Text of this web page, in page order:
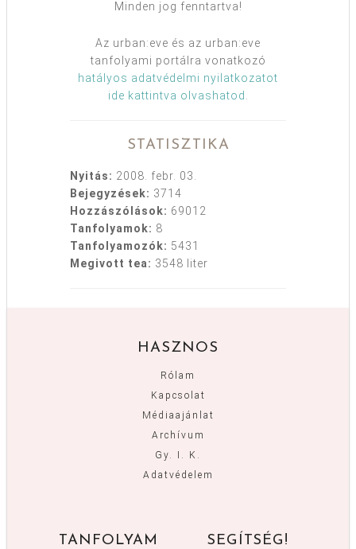
Minden jog fenntartva!
Az urban:eve és az urban:eve
tanfolyami portálra vonatkozó
hatályos adatvédelmi nyilatkozatot
ide kattintva olvashatod
STATISZTIKA
Nyitás: 2008. febr. 03.
Bejegyzések: 3714
Hozzászólások: 69012
Tanfolyamok: 8
Tanfolyamozók: 5431
Megivott tea: 3548 liter
HASZNOS
Rólam
Kapcsolat
Médiaajánlat
Archívum
Gy. I. K.
Adatvédelem
TANFOLYAM SEGÍTSÉG!